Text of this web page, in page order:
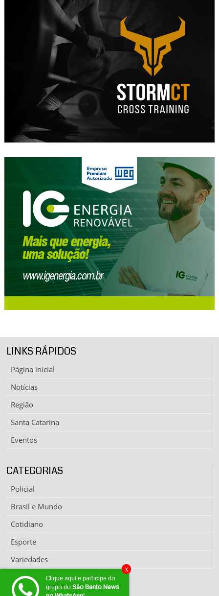
LINKS RÁPIDOS
Página inicial
Notícias
Região
Santa Catarina
Eventos
CATEGORIAS
Policial
Brasil e Mundo
Cotidiano
Esporte
Variedades
EXPEDIENTE
Clique aqui e participe do
grupo do São Bento News
x